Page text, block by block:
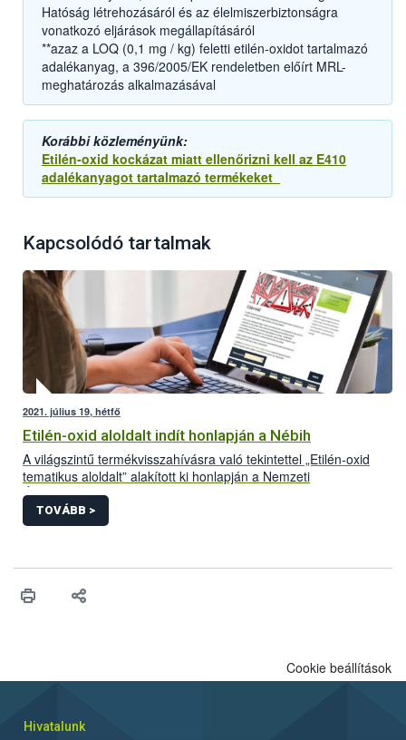
Hatóság létrehozásáról és az élelmiszerbiztonságra
vonatkozó eljárások megállapításáról
**azaz a LOQ (0,1 mg / kg) feletti etilén-oxidot tartalmazó
adalékanyag, a 396/2005/EK rendeletben előírt MRL-
meghatározás alkalmazásával
Korábbi közleményünk:
Etilén-oxid kockázat miatt ellenőrizni kell az E410
adalékanyagot tartalmazó termékeket
Kapcsolódó tartalmak
2021. július 19, hétfő
Etilén-oxid aloldalt indít honlapján a Nébih
A világszintű termékvisszahívásra való tekintettel „Etilén-oxid
tematikus aloldalt” alakított ki honlapján a Nemzeti
Élelmiszerlánc-biztonsági Hivatal (Nébih). A folyamatosan
frissülő felületre azok a Magyarországon forgalomba hozott
termékek kerülnek, amelyek bizonyítottan etilén-oxiddal
TOVÁBB >
Cookie beállítások
Hivatalunk